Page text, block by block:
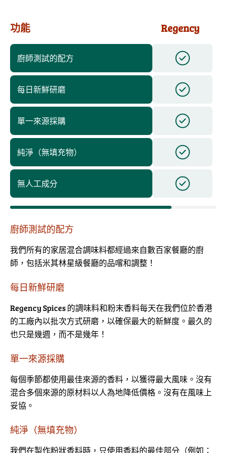
功能 Regency
廚師測試的配方
每日新鮮研磨
單一來源採購
純淨（無填充物）
無人工成分
廚師測試的配方
我們所有的家居混合調味料都經過來自數百家餐廳的廚
師，包括米其林星級餐廳的品嚐和調整！
每日新鮮研磨
Regency Spices 的調味料和粉末香料每天在我們位於香港
的工廠內以批次方式研磨，以確保最大的新鮮度。最久的
也只是幾週，而不是幾年！
單一來源採購
每個季節都使用最佳來源的香料，以獲得最大風味。沒有
混合多個來源的原材料以人為地降低價格。沒有在風味上
妥協。
純淨（無填充物）
我們在製作粉狀香料時，只使用香料的最佳部分（例如：